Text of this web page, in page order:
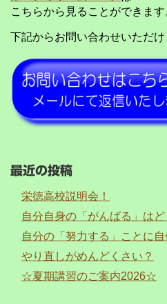
こちらから見ることができます
下記からお問い合わせいただけ
最近の投稿
栄徳高校説明会！
自分自身の「がんばる」は
自分の「努力する」ことに
やり直しがめんどくさい？
☆夏期講習のご案内2026☆